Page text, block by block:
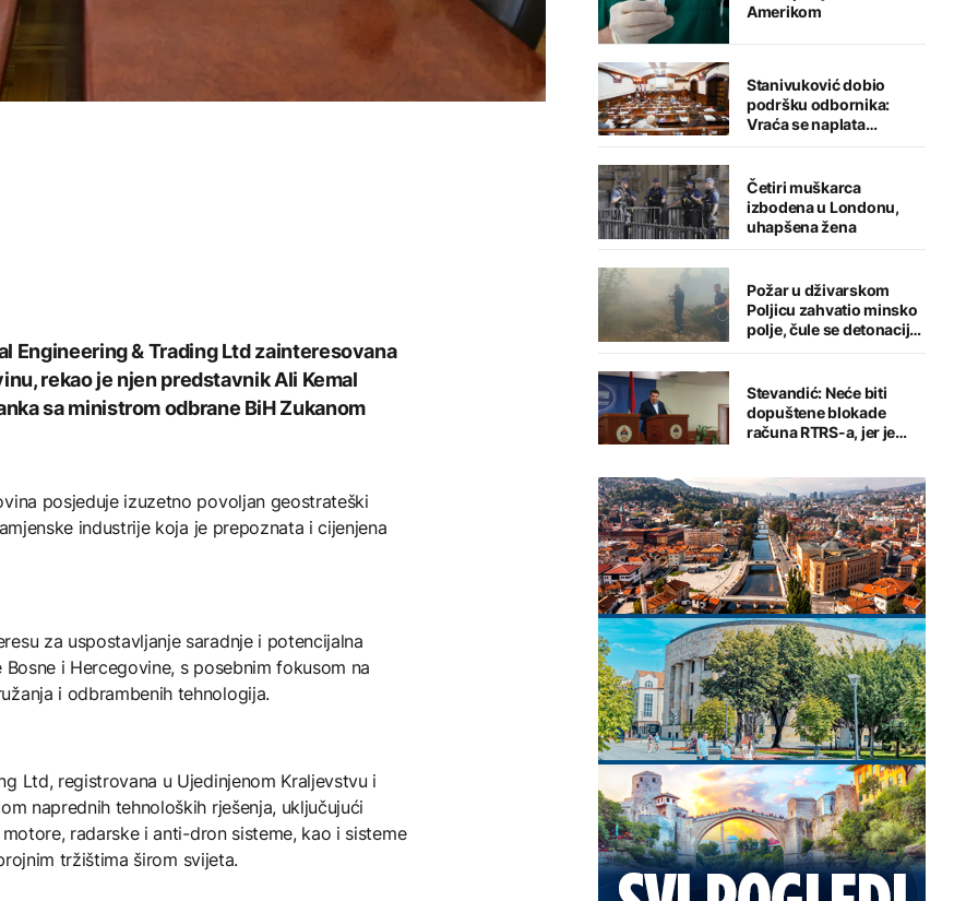
Engineering & Trading Ltd zainteresovana
rekao je njen predstavnik Ali Kemal
sa ministrom odbrane BiH Zukanom
posjeduje izuzetno povoljan geostrateški
industrije koja je prepoznata i cijenjena
za uspostavljanje saradnje i potencijalna
i Hercegovine, s posebnim fokusom na
i odbrambenih tehnologija.
Ltd, registrovana u Ujedinjenom Kraljevstvu i
naprednih tehnoloških rješenja, uključujući
radarske i anti-dron sisteme, kao i sisteme
tržištima širom svijeta.
Amerikom
Stanivuković dobio
podršku odbornika:
Vraća se naplata
parkinga, uvodi
komunalije i kredit od 18
miliona KM
Četiri muškarca
izbodena u Londonu,
uhapšena žena
Požar u dživarskom
Poljicu zahvatio minsko
polje, čule se detonacije
– kuće odbranjene
Stevandić: Neće biti
dopuštene blokade
računa RTRS-a, jer je